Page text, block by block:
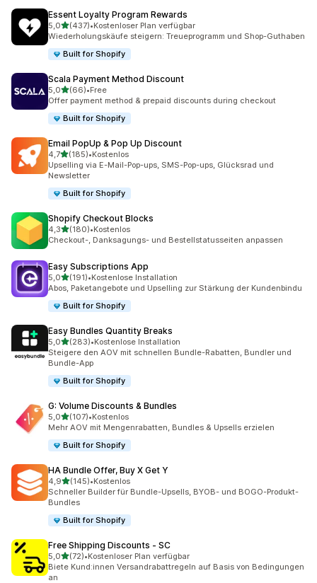
Essent Loyalty Program Rewards
5,0von 5 Sternen
(437)
437 Rezensionen insgesamt
•Kostenloser Plan verfügbar
Wiederholungskäufe steigern: Treueprogramm und Shop-Guthaben
Built for Shopify
Scala Payment Method Discount
5,0von 5 Sternen
(66)
66 Rezensionen insgesamt
•Free
Offer payment method & prepaid discounts during checkout
Built for Shopify
Email PopUp & Pop Up Discount
4,7von 5 Sternen
(185)
185 Rezensionen insgesamt
•Kostenlos
Upselling via E-Mail-Pop-ups, SMS-Pop-ups, Glücksrad und
Newsletter
Built for Shopify
Shopify Checkout Blocks
4,3von 5 Sternen
(180)
180 Rezensionen insgesamt
•Kostenlos
Checkout-, Danksagungs- und Bestellstatusseiten anpassen
Easy Subscriptions App
5,0von 5 Sternen
(191)
191 Rezensionen insgesamt
•Kostenlose Installation
Abos, Paketangebote und Upselling zur Stärkung der Kundenbindu
Built for Shopify
Easy Bundles Quantity Breaks
5,0von 5 Sternen
(283)
283 Rezensionen insgesamt
•Kostenlose Installation
Steigere den AOV mit schnellen Bundle-Rabatten, Bundler und
Bundle-App
Built for Shopify
G: Volume Discounts & Bundles
5,0von 5 Sternen
(107)
107 Rezensionen insgesamt
•Kostenlos
Mehr AOV mit Mengenrabatten, Bundles & Upsells erzielen
Built for Shopify
HA Bundle Offer, Buy X Get Y
4,9von 5 Sternen
(145)
145 Rezensionen insgesamt
•Kostenlos
Schneller Builder für Bundle-Upsells, BYOB- und BOGO-Produkt-
Bundles
Built for Shopify
Free Shipping Discounts ‑ SC
5,0von 5 Sternen
(72)
72 Rezensionen insgesamt
•Kostenloser Plan verfügbar
Biete Kund:innen Versandrabattregeln auf Basis von Bedingungen
an